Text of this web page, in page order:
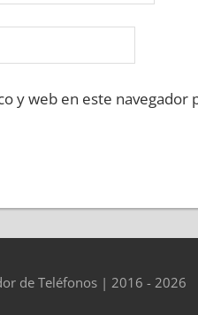
y web en este navegador
de Teléfonos | 2016 - 2026